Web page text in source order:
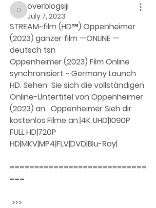
overblogsiji
overblogsiji
July 7, 2023
STREAM~film (HD™) Oppenheimer
(2023) ganzer film —ONLINE —
deutsch tsn
Oppenheimer (2023) Film Online
synchronisiert ~ Germany Launch
HD. Sehen  Sie sich die vollständigen
Online-Untertitel von Oppenheimer
(2023) an.  Oppenheimer Sieh dir
kostenlos Filme an.|4K UHD|1090P
FULL HD|720P
HD|MKV|MP4|FLV|DVD|Blu-Ray|
============================
===